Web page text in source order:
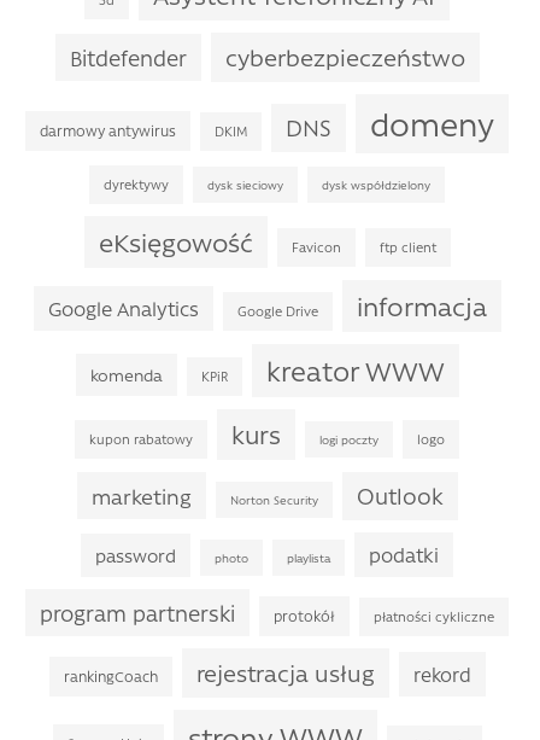
Bitdefender cyberbezpieczeństwo
darmowy antywirus DKIM DNS domeny
dyrektywy dysk sieciowy dysk współdzielony
eKsięgowość Favicon ftp client
Google Analytics Google Drive informacja
komenda KPiR kreator WWW
kupon rabatowy kurs logi poczty logo
marketing Norton Security Outlook
password photo playlista podatki
program partnerski protokół płatności cykliczne
rankingCoach rejestracja usług rekord